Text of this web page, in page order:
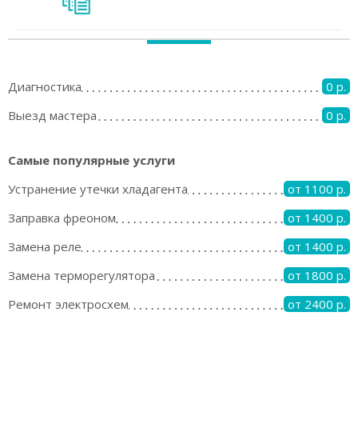
Диагностика
0 р.
Выезд мастера
0 р.
Самые популярные услуги
Устранение утечки хладагента
от 1100 р.
Заправка фреоном
от 1400 р.
Замена реле
от 1400 р.
Замена терморегулятора
от 1800 р.
Ремонт электросхем
от 2400 р.